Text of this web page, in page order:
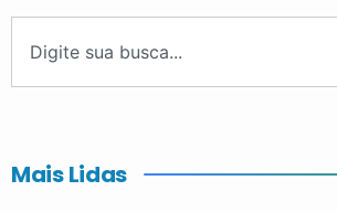
Mais Lidas